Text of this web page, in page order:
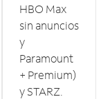
HBO Max
sin anuncios
y
Paramount
+ Premium)
y STARZ.